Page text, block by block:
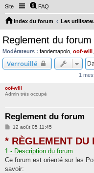
Site FAQ
Index du forum Les
Reglement du forum
Modérateurs : fandemapolo oof-will
Verrouillé
1
oof-will
Admin très occupé
Reglement du forum
M
s
s
g
e
12 août 05 11:45
* RÈGLEMENT DU
1 - Description du forum
Ce forum est orienté sur les
savoir: